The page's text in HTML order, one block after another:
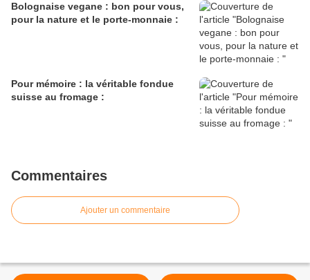
Bolognaise vegane : bon pour vous,
pour la nature et le porte-monnaie :
Pour mémoire : la véritable fondue
suisse au fromage :
Commentaires
Ajouter un commentaire